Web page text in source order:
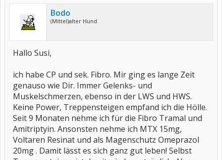
Bodo
(Mittel)alter Hund
Hallo Susi,
ich habe CP und sek. Fibro. Mir ging es lange Zeit
genauso wie Dir. Immer Gelenks- und
Muskelschmerzen, ebenso in der LWS und HWS.
Keine Power, Treppensteigen empfand ich die Hölle.
Seit 9 Monaten nehme ich für die Fibro Tramal und
Amitriptyin. Ansonsten nehme ich MTX 15mg,
Voltaren Resinat und als Magenschutz Omeprazol
20mg . Damit lässt es sich ganz gut leben! Selbst